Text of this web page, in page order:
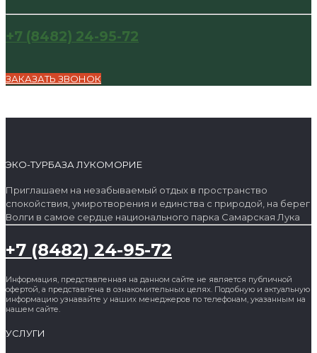
+7 (8482) 24-95-72
ЗАКАЗАТЬ ЗВОНОК
ЭКО-ТУРБАЗА ЛУКОМОРИЕ
Приглашаем на незабываемый отдых в пространство
спокойствия, умиротворения и единства с природой, на берег
Волги в самое сердце национального парка Самарская Лука
+7 (8482) 24-95-72
Информация, представленная на данном сайте не является публичной
офертой, а представлена в ознакомительных целях. Подобную и актуальную
информацию узнавайте у наших менеджеров по телефонам, указанным на
нашем сайте.
УСЛУГИ